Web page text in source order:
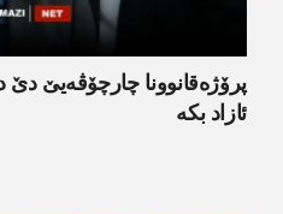
پرۆژەقانوونا چارچۆڤەیێ
ئازاد بکە